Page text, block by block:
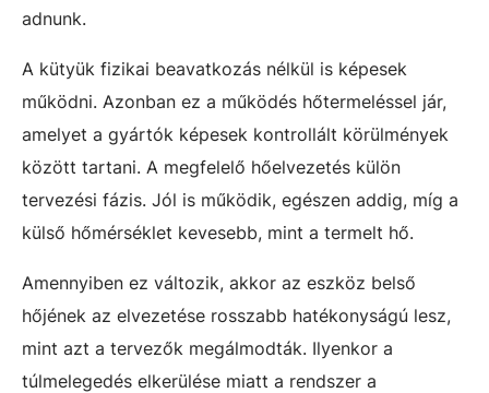
adnunk.
A kütyük fizikai beavatkozás nélkül is képesek
működni. Azonban ez a működés hőtermeléssel jár,
amelyet a gyártók képesek kontrollált körülmények
között tartani. A megfelelő hőelvezetés külön
tervezési fázis. Jól is működik, egészen addig, míg a
külső hőmérséklet kevesebb, mint a termelt hő.
Amennyiben ez változik, akkor az eszköz belső
hőjének az elvezetése rosszabb hatékonyságú lesz,
mint azt a tervezők megálmodták. Ilyenkor a
túlmelegedés elkerülése miatt a rendszer a